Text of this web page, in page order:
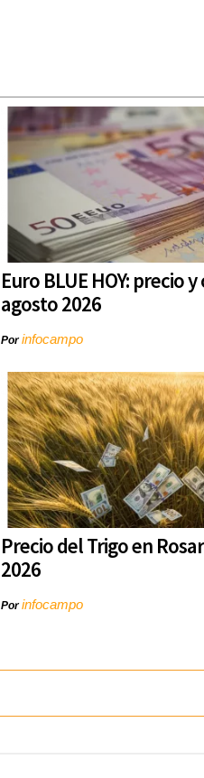
Euro BLUE HOY: precio
agosto 2026
Porinfocampo
Precio del Trigo en
2026
Porinfocampo